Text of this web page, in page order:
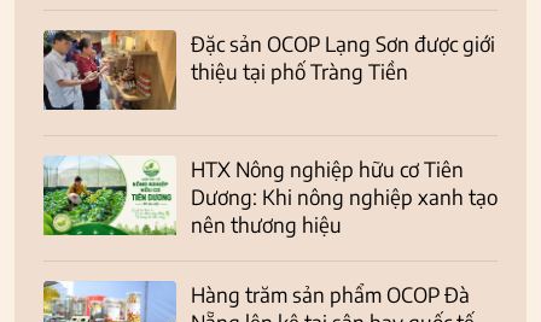
Đặc sản OCOP Lạng Sơn được giới
thiệu tại phố Tràng Tiền
HTX Nông nghiệp hữu cơ Tiên
Dương: Khi nông nghiệp xanh tạo
nên thương hiệu
Hàng trăm sản phẩm OCOP Đà